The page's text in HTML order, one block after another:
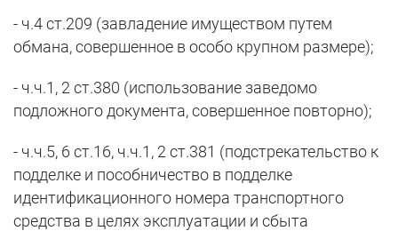
- ч.4 ст.209 (завладение имуществом путем
обмана, совершенное в особо крупном размере);
- ч.ч.1, 2 ст.380 (использование заведомо
подложного документа, совершенное повторно);
- ч.ч.5, 6 ст.16, ч.ч.1, 2 ст.381 (подстрекательство к
подделке и пособничество в подделке
идентификационного номера транспортного
средства в целях эксплуатации и сбыта